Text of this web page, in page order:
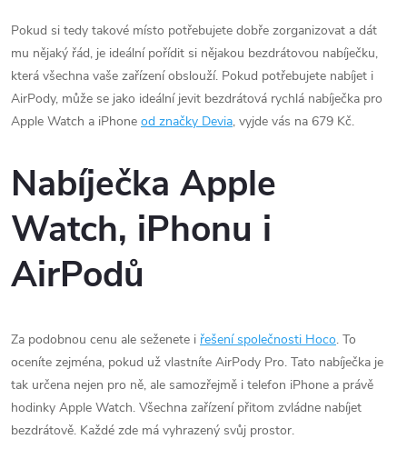
Pokud si tedy takové místo potřebujete dobře zorganizovat a dát
mu nějaký řád, je ideální pořídit si nějakou bezdrátovou nabíječku,
která všechna vaše zařízení obslouží. Pokud potřebujete nabíjet i
AirPody, může se jako ideální jevit bezdrátová rychlá nabíječka pro
Apple Watch a iPhone od značky Devia, vyjde vás na 679 Kč.
Nabíječka Apple
Watch, iPhonu i
AirPodů
Za podobnou cenu ale seženete i řešení společnosti Hoco. To
oceníte zejména, pokud už vlastníte AirPody Pro. Tato nabíječka je
tak určena nejen pro ně, ale samozřejmě i telefon iPhone a právě
hodinky Apple Watch. Všechna zařízení přitom zvládne nabíjet
bezdrátově. Každé zde má vyhrazený svůj prostor.